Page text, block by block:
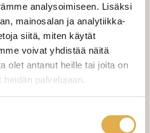
analysoimiseen. Lisäksi
mainosalan ja analytiikka-
siitä, miten käytät
voivat yhdistää näitä
olet antanut heille tai joita on
palvelujaan.
42,16 €